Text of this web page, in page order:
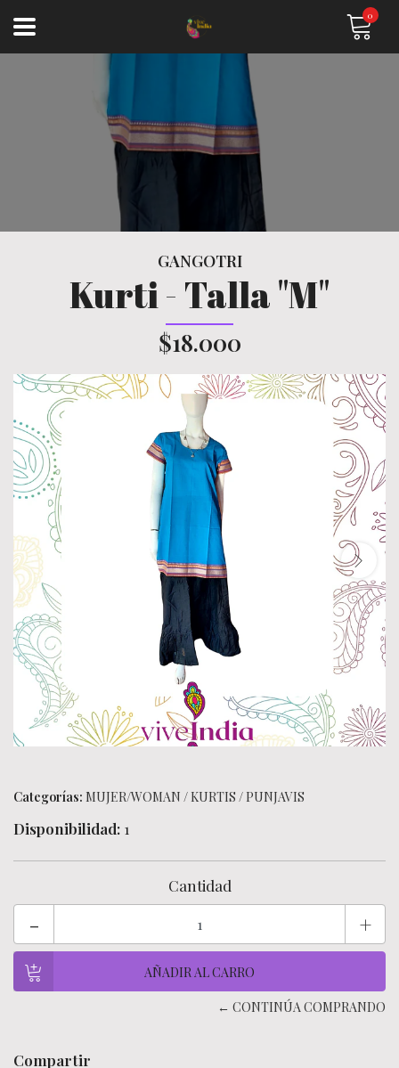
0
GANGOTRI
Kurti - Talla "M"
$18.000
Categorías: MUJER/WOMAN /KURTIS / PUNJAVIS
Disponibilidad: 1
Cantidad
- +
← CONTINÚA COMPRANDO
Compartir